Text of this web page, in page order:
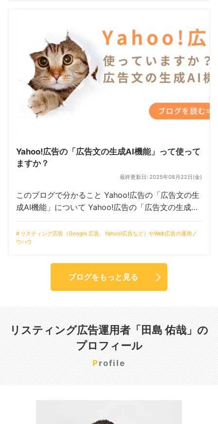
Yahoo!広告の「広告文の生成AI機能」って使って
ますか？
最終更新日: 2025年08月22日(金)
このブログで分かること Yahoo!広告の「広告文の生
成AI機能」について Yahoo!広告の「広告文の生成AI
告の「広告文の生成AI機能」の活用に対する業界 […]
リスティング広告（Google 広告、Yahoo!広告など）やWeb広告の運用ノ
ウハウ
ブログをもっと見る
リスティング広告運用者「田島 佑哉」の
プロフィール
Profile